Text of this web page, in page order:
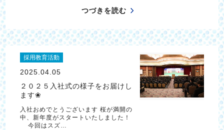
つづきを読む
採用教育活動
2025.04.05
２０２５入社式の様子をお届けし
ます❀
入社おめでとうございます 桜が満開の
中、新年度がスタートいたしました！
今回はスズ…